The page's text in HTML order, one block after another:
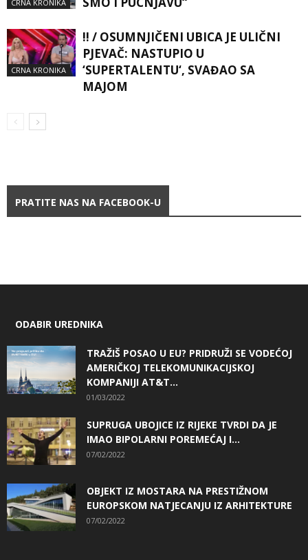
CRNA KRONIKA
CRNA KRONIKA
!! / OSUMNJIČENI UBICA JE ULIČNI
PJEVAČ: NASTUPIO U
‘SUPERTALENTU‘, SVAĐAO SA
MAJOM
PRATITE NAS NA FACEBOOK-U
ODABIR UREDNIKA
TRAŽIŠ POSAO U EU? PRIDRUŽI SE VODEĆOJ
AMERIČKOJ TELEKOMUNIKACIJSKOJ
KOMPANIJI AT&T...
01/03/2022
SUPRUGA UBOJICE IZ RIJEKE TVRDI DA JE
IMAO BIPOLARNI POREMEĆAJ I...
07/02/2022
OBJEKT IZ MOSTARA NA PRESTIŽNOM
EUROPSKOM NATJECANJU IZ ARHITEKTURE
07/02/2022